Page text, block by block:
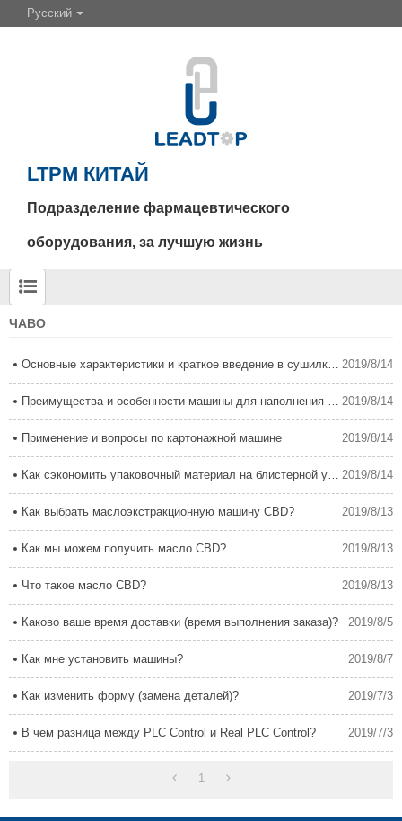
Русский
LTPM КИТАЙ
Подразделение фармацевтического
оборудования, за лучшую жизнь
ЧАВО
Основные характеристики и краткое введение в сушилку с псевдоожиженным слоем 2019/8/14
Преимущества и особенности машины для наполнения капсул 2019/8/14
Применение и вопросы по картонажной машине 2019/8/14
Как сэкономить упаковочный материал на блистерной упаковочной машине 2019/8/14
Как выбрать маслоэкстракционную машину CBD? 2019/8/13
Как мы можем получить масло CBD? 2019/8/13
Что такое масло CBD? 2019/8/13
Каково ваше время доставки (время выполнения заказа)? 2019/8/5
Как мне установить машины? 2019/8/7
Как изменить форму (замена деталей)? 2019/7/3
В чем разница между PLC Control и Real PLC Control? 2019/7/3
1